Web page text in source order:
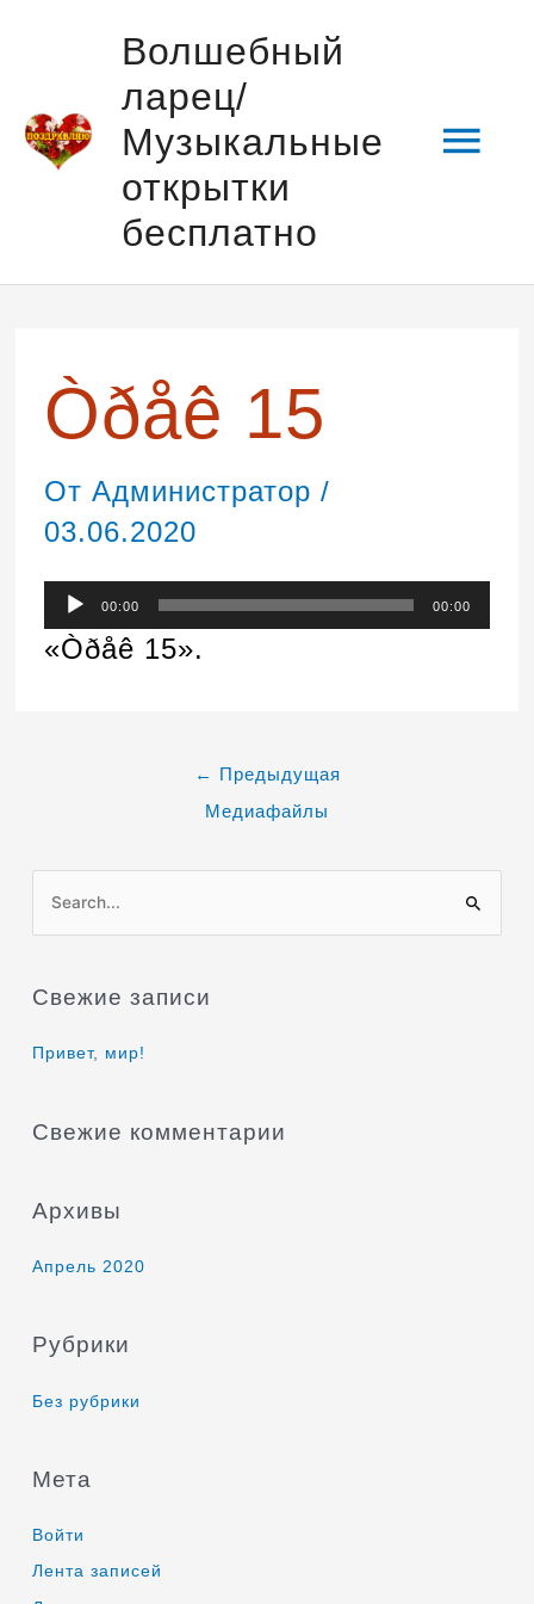
содержимому
Волшебный
ларец/
Музыкальные
открытки
бесплатно
Òðåê 15
От Администратор /
03.06.2020
Аудиоплеер
00:00 00:00
«Òðåê 15».
записям
←
Предыдущая
Медиафайлы
о
с
Свежие записи
Привет, мир!
Свежие комментарии
Архивы
Апрель 2020
Рубрики
Без рубрики
Мета
Войти
Лента записей